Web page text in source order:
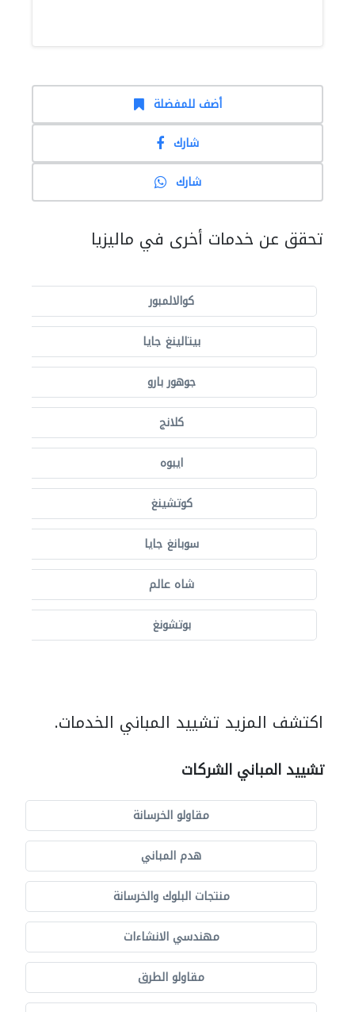
أضف للمفضلة
شارك
شارك
تحقق عن خدمات أخرى في ماليزيا
كوالالمبور
بيتالينغ جايا
جوهور بارو
كلانج
ايبوه
كوتشينغ
سوبانغ جايا
شاه عالم
بوتشونغ
اكتشف المزيد تشييد المباني الخدمات.
تشييد المباني الشركات
مقاولو الخرسانة
هدم المباني
منتجات البلوك والخرسانة
مهندسي الانشاءات
مقاولو الطرق